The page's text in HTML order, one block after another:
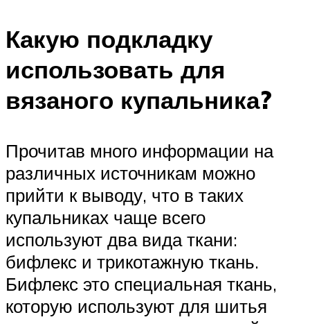
Какую подкладку
использовать для
вязаного купальника?
Прочитав много информации на
различных источникам можно
прийти к выводу, что в таких
купальниках чаще всего
используют два вида ткани:
бифлекс и трикотажную ткань.
Бифлекс это специальная ткань,
которую используют для шитья